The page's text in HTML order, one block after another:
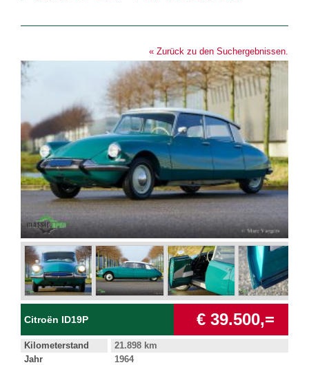
« Zurück zu den Suchergebnissen.
Citroën ID19P € 39.500,=
Kilometerstand
21.898 km
Jahr
1964